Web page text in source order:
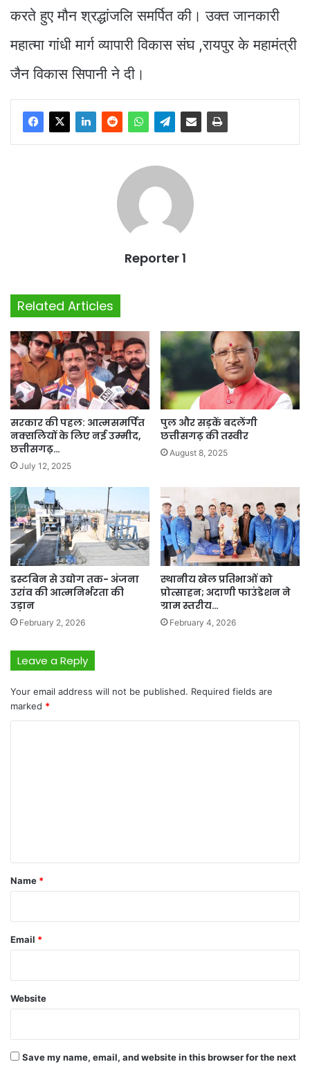
करते हुए मौन श्रद्धांजलि समर्पित की। उक्त जानकारी
महात्मा गांधी मार्ग व्यापारी विकास संघ ,रायपुर के महामंत्री
जैन विकास सिपानी ने दी।
Reporter 1
Related Articles
सरकार की पहल: आत्मसमर्पित
नक्सलियों के लिए नई उम्मीद,
छत्तीसगढ़…
July 12, 2025
पुल और सड़कें बदलेंगी
छत्तीसगढ़ की तस्वीर
August 8, 2025
डस्टबिन से उद्योग तक- अंजना
उरांव की आत्मनिर्भरता की
उड़ान
February 2, 2026
स्थानीय खेल प्रतिभाओं को
प्रोत्साहन; अदाणी फाउंडेशन ने
ग्राम स्तरीय…
February 4, 2026
Leave a Reply
Your email address will not be published. Required fields are
marked *
*
Name *
Email *
Website
Save my name, email, and website in this browser for the next